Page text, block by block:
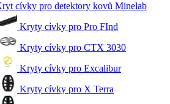
cívky pro detektory kovů Minelab
Kryty cívky pro Pro FInd
Kryty cívky pro CTX 3030
Kryty cívky pro Excalibur
Kryty cívky pro X Terra